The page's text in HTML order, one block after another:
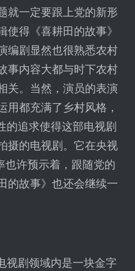
就一定要跟上党的新形
使得《喜耕田的故事》
编剧显然也很熟悉农村
事内容大都与时下农村
关。当然，演员的表演
用都充满了乡村风格，
的追求使得这部电视剧
摄的电视剧。它在央视
也许预示着，跟随党的
的故事》也还会继续一
视剧领域内是一块金字